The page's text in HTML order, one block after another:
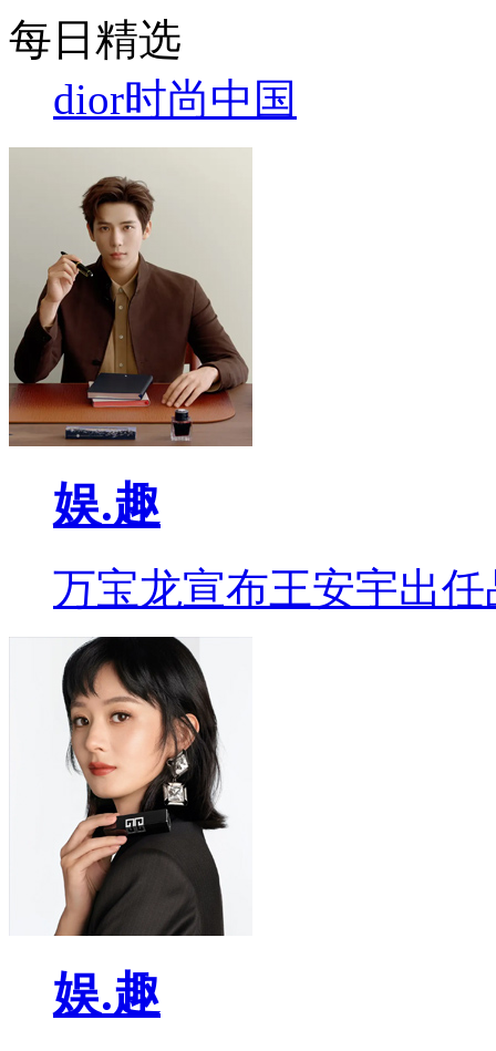
每日精选
dior时尚中国
娱.趣
万宝龙宣布王安宇出
娱.趣